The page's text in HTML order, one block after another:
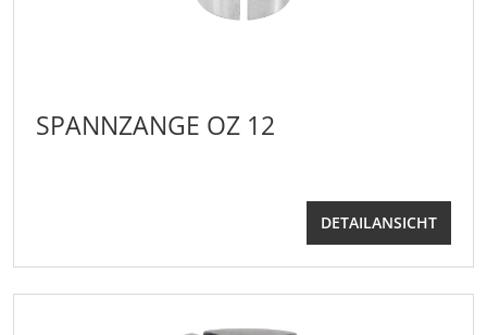
SPANNZANGE OZ 12
DETAILANSICHT